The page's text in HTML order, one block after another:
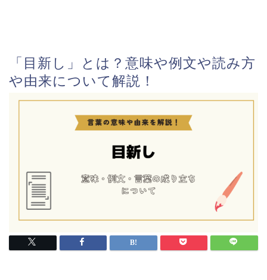
「目新し」とは？意味や例文や読み方
や由来について解説！